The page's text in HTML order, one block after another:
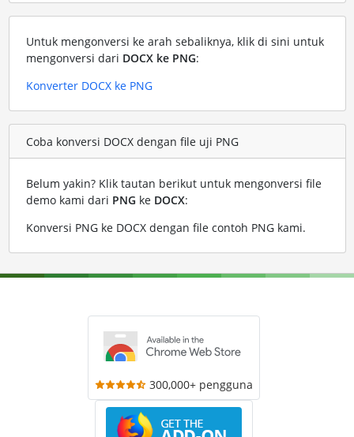
Untuk mengonversi ke arah sebaliknya, klik di sini untuk
mengonversi dari DOCX ke PNG:
Konverter DOCX ke PNG
Coba konversi DOCX dengan file uji PNG
Belum yakin? Klik tautan berikut untuk mengonversi file
demo kami dari PNG ke DOCX:
Konversi PNG ke DOCX dengan file contoh PNG kami.
300,000+ pengguna